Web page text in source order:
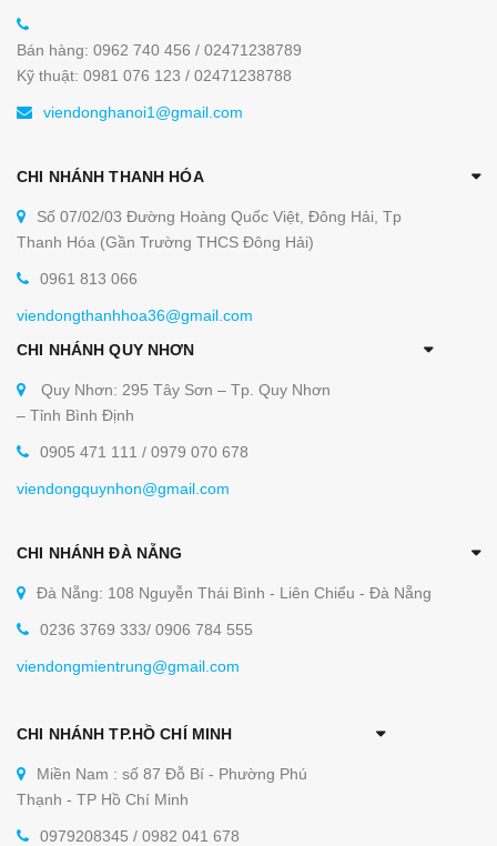
Bán hàng: 0962 740 456 / 02471238789
Kỹ thuật: 0981 076 123 / 02471238788
viendonghanoi1@gmail.com
CHI NHÁNH THANH HÓA
Số 07/02/03 Đường Hoàng Quốc Việt, Đông Hải, Tp
Thanh Hóa (Gần Trường THCS Đông Hải)
0961 813 066
viendongthanhhoa36@gmail.com
CHI NHÁNH QUY NHƠN
Quy Nhơn: 295 Tây Sơn – Tp. Quy Nhơn
– Tỉnh Bình Định
0905 471 111 / 0979 070 678
viendongquynhon@gmail.com
CHI NHÁNH ĐÀ NẴNG
Đà Nẵng: 108 Nguyễn Thái Bình - Liên Chiểu - Đà Nẵng
0236 3769 333/ 0906 784 555
viendongmientrung@gmail.com
CHI NHÁNH TP.HỒ CHÍ MINH
Miền Nam : số 87 Đỗ Bí - Phường Phú
Thạnh - TP Hồ Chí Minh
0979208345 / 0982 041 678